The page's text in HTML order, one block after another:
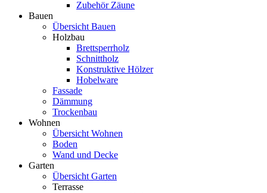
Zubehör Zäune
Bauen
Übersicht Bauen
Holzbau
Brettsperrholz
Schnittholz
Konstruktive Hölzer
Hobelware
Fassade
Dämmung
Trockenbau
Wohnen
Übersicht Wohnen
Boden
Wand und Decke
Garten
Übersicht Garten
Terrasse